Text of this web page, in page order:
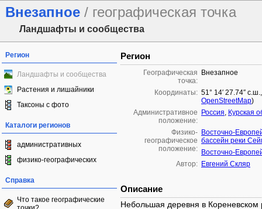
Внезапное / географическая точка
Ландшафты и сообщества
Регион
Ландшафты и сообщества
Растения и лишайники
Таксоны с фото
Каталоги регионов
административных
физико-географических
Справка
Что такое географические
Регион
Географическая
точка:
Внезапное
Координаты: 51° 14′ 27.74″
OpenStreetMap)
Административное
положение:
Россия, Курская
Физико-
географическое
положение:
Восточно-
бассейн реки
Восточно-
Автор: Евгений Скляр
Описание
Небольшая деревня в Кореневском